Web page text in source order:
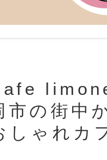
市の街中
しゃれカ